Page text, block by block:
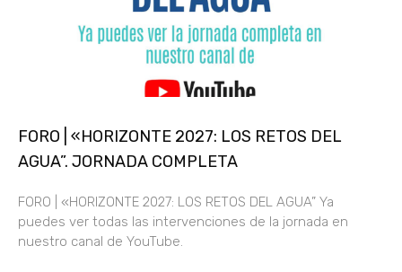
FORO | «HORIZONTE 2027: LOS RETOS DEL
AGUA”. JORNADA COMPLETA
FORO | «HORIZONTE 2027: LOS RETOS DEL AGUA” Ya
puedes ver todas las intervenciones de la jornada en
nuestro canal de YouTube.